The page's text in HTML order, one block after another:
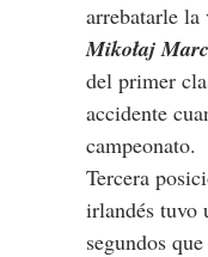
arrebatarle
Mikołaj
del primer
accidente
campeonato.
Tercera
irlandés tuvo
segundos